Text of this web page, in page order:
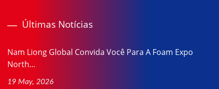
Últimas Notícias
Nam Liong Global Convida Você Para A Foam Expo
North...
19 May, 2026